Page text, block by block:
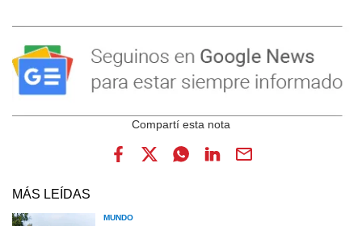
MÁS LEÍDAS
MUNDO